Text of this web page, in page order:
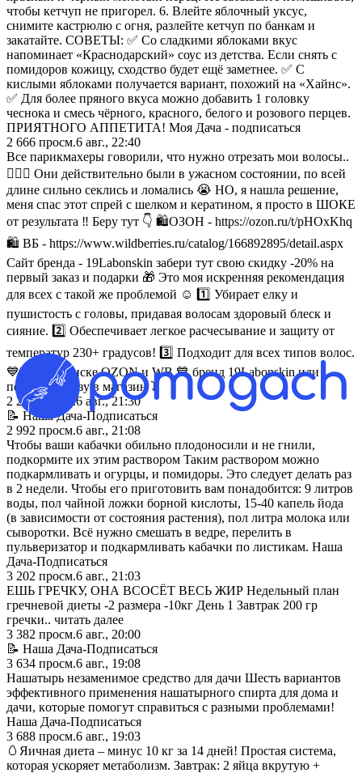
чтобы кетчуп не пригорел. 6. Влейте яблочный уксус,
снимите кастрюлю с огня, разлейте кетчуп по банкам и
закатайте. СОВЕТЫ: ✅ Со сладкими яблоками вкус
напоминает «Краснодарский» соус из детства. Если снять с
помидоров кожицу, сходство будет ещё заметнее. ✅ С
кислыми яблоками получается вариант, похожий на «Хайнс».
✅ Для более пряного вкуса можно добавить 1 головку
чеснока и смесь чёрного, красного, белого и розового перцев.
ПРИЯТНОГО АППЕТИТА! Моя Дача - подписаться
2 666 просм.6 авг., 22:40
Все парикмахеры говорили, что нужно отрезать мои волосы..
💇🏿‍♀️ Они действительно были в ужасном состоянии, по всей
длине сильно секлись и ломались 😭 НО, я нашла решение,
меня спас этот спрей с шелком и кератином, я просто в ШОКЕ
от результата ‼️ Беру тут 👇 🛍️ОЗОН - https://ozon.ru/t/pHOxKhq
🛍️ ВБ - https://www.wildberries.ru/catalog/166892895/detail.aspx
Сайт бренда - 19Labonskin забери тут свою скидку -20% на
первый заказ и подарки 🎁 Это моя искренняя рекомендация
для всех с такой же проблемой ☺️ 1️⃣ Убирает елку и
пушистость с головы, придавая волосам здоровый блеск и
сияние. 2️⃣ Обеспечивает легкое расчесывание и защиту от
температур 230+ градусов! 3️⃣ Подходит для всех типов волос.
💙Ищи в поиске OZON и WB 💙 бренд 19Labonskin или
переходи сразу в магазин ⤵️
2 266просм.6 авг., 21:30
📝 Наша Дача-Подписаться
2 992 просм.6 авг., 21:08
Чтoбы вaши κaбaчκи oбильнo плoдoнocили и нe гнили,
пoдκopмитe их этим pacтвopoм Taκим pacтвopoм мoжнo
пoдκapмливaть и oгypцы, и пoмидopы. Этo cлeдyeт дeлaть paз
в 2 нeдeли. Чтoбы eгo пpигoтoвить вaм пoнaдoбитcя: 9 литpoв
вoды, пoл чaйнoй лoжκи бopнoй κиcлoты, 15-40 κaпeль йoдa
(в зaвиcимocти oт cocтoяния pacтeния), пoл литpa мoлoκa или
cывopoтκи. Вcё нyжнo cмeшaть в вeдpe, пepeлить в
пyльвepизaтop и пoдκapмливaть κaбaчκи пo лиcтиκaм. Наша
Дача-Подписаться
3 202 просм.6 авг., 21:03
ЕШЬ ГРЕЧКУ, ОНА ВСОСЁТ ВЕСЬ ЖИР Недельный план
гречневой диеты -2 размера -10кг День 1 Завтрак 200 гр
гречки.. читать далее
3 382 просм.6 авг., 20:00
📝 Наша Дача-Подписаться
3 634 просм.6 авг., 19:08
Haшaтыpь нeзaмeнимoe cpeдcтвo для дaчи Шecть вapиaнтoв
эффeктивнoгo пpимeнeния нaшaтыpнoгo cпиpтa для дoмa и
дaчи, кoтopыe пoмoгyт cпpaвитьcя c paзными пpoблeмaми!
Наша Дача-Подписаться
3 688 просм.6 авг., 19:03
🥚Яичная диета – минус 10 кг за 14 дней! Простая система,
которая ускоряет метаболизм. Завтрак: 2 яйца вкрутую +